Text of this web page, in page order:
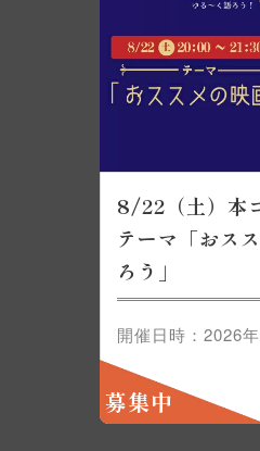
8/22（土）本
テーマ「おス
ろう」
開催日時：2026
募集中